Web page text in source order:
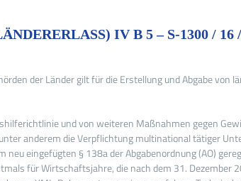
IV B 5 – S-1300 / 16
der Länder gilt für die Erstellung und Abgabe von
und von weiteren Maßnahmen gegen
anderem die Verpflichtung multinational tätiger
eingefügten § 138a der Abgabenordnung (AO)
für Wirtschaftsjahre, die nach dem 31. Dezember